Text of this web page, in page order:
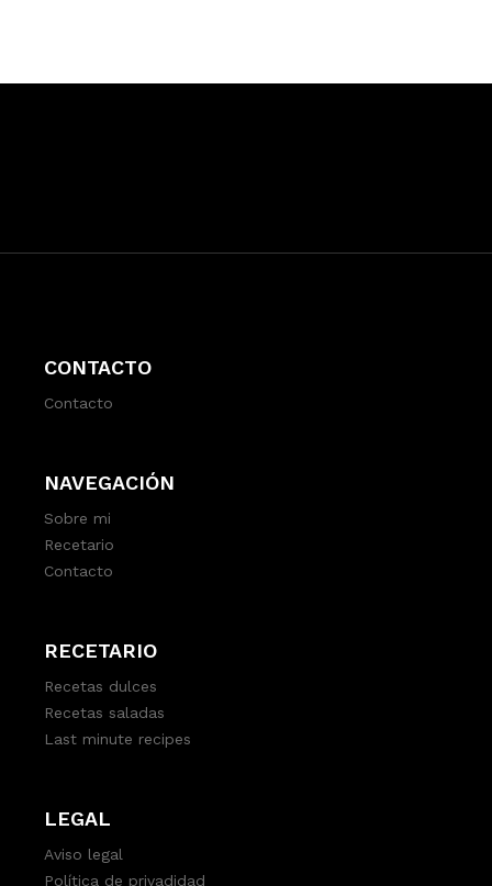
CONTACTO
Contacto
NAVEGACIÓN
Sobre mi
Recetario
Contacto
RECETARIO
Recetas dulces
Recetas saladas
Last minute recipes
LEGAL
Aviso legal
Política de privadidad